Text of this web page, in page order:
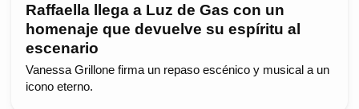
Raffaella llega a Luz de Gas con un
homenaje que devuelve su espíritu al
escenario
Vanessa Grillone firma un repaso escénico y musical a un
icono eterno.